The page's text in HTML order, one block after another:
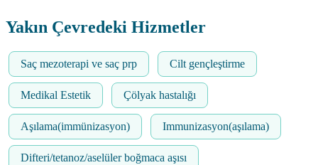
Yakın Çevredeki Hizmetler
Saç mezoterapi ve saç prp Cilt gençleştirme
Medikal Estetik Çölyak hastalığı
Aşılama(immünizasyon) Immunizasyon(aşılama)
Difteri/tetanoz/aselüler boğmaca aşısı